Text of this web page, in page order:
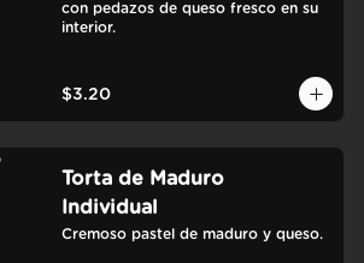
con pedazos de queso fresco en su
interior.
$3.20
Torta de Maduro
Individual
Cremoso pastel de maduro y queso.